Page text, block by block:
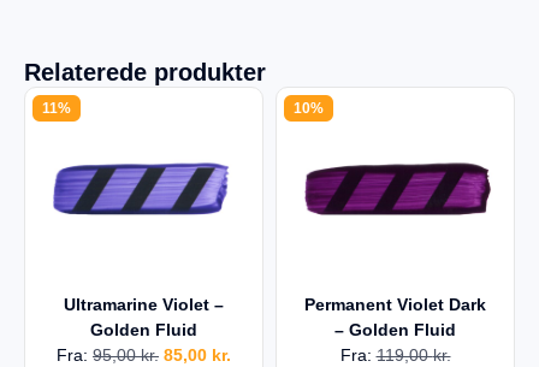
Relaterede produkter
11%
Ultramarine Violet –
Golden Fluid
Fra: 95,00kr. 85,00 kr.
10%
Permanent Violet Dark
– Golden Fluid
Fra:119,00kr.